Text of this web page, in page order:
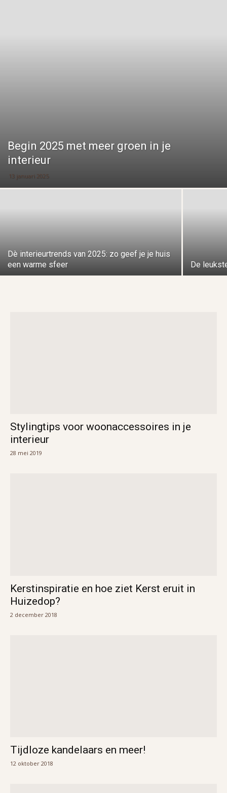
Begin 2025 met meer groen in je
interieur
13 januari 2025
Dè interieurtrends van 2025: zo geef je je huis
een warme sfeer
De
Stylingtips voor woonaccessoires in je
interieur
28 mei 2019
Kerstinspiratie en hoe ziet Kerst eruit in
Huizedop?
2 december 2018
Tijdloze kandelaars en meer!
12 oktober 2018